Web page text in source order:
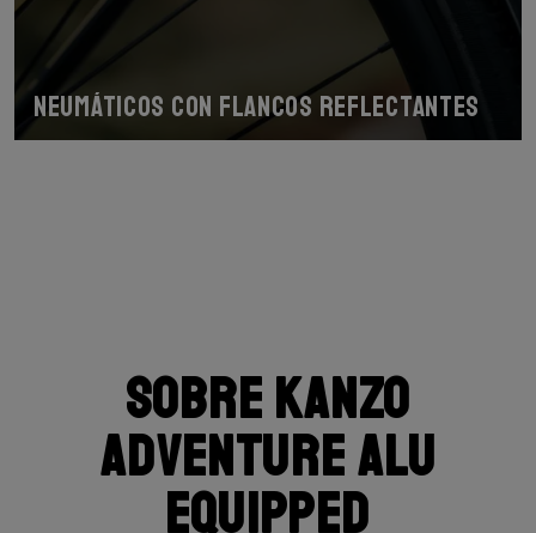
Neumáticos con flancos reflectantes
Sobre Kanzo
Adventure Alu
Equipped